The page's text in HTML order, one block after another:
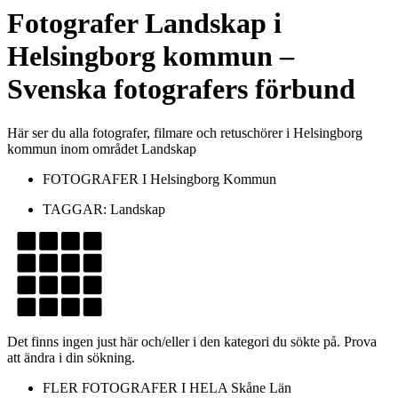
FotograferLandskap i
Helsingborg kommun–
Svenska fotografers förbund
Här ser du alla fotografer, filmare och retuschörer i Helsingborg
kommun inom området Landskap
FOTOGRAFER I Helsingborg Kommun
TAGGAR: Landskap
Det finns ingen just här och/eller i den kategori du sökte på. Prova
att ändra i din sökning.
FLER FOTOGRAFER I HELA Skåne Län